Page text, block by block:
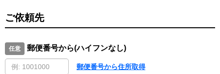
ご依頼先
郵便番号から(ハイフンなし)
郵便番号から住所取得